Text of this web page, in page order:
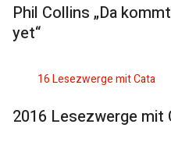
Phil Collins „Da
yet“
2016 Lesezwerge mit